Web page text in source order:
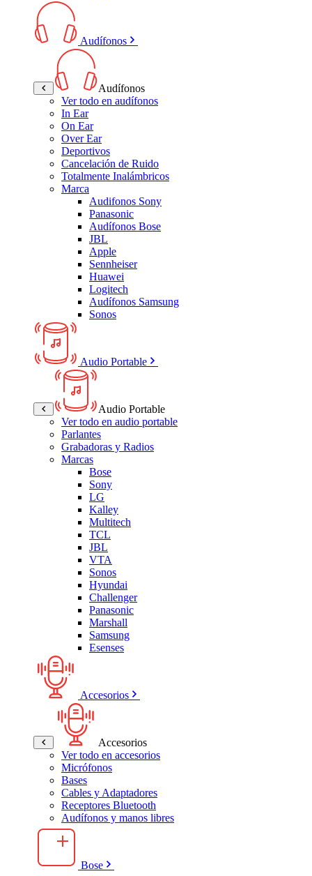
Audífonos
Audífonos
Ver todo en audífonos
In Ear
On Ear
Over Ear
Deportivos
Cancelación de Ruido
Totalmente Inalámbricos
Marca
Audifonos Sony
Panasonic
Audífonos Bose
JBL
Apple
Sennheiser
Huawei
Logitech
Audífonos Samsung
Sonos
Audio Portable
Audio Portable
Ver todo en audio portable
Parlantes
Grabadoras y Radios
Marcas
Bose
Sony
LG
Kalley
Multitech
TCL
JBL
VTA
Sonos
Hyundai
Challenger
Panasonic
Marshall
Samsung
Esenses
Accesorios
Accesorios
Ver todo en accesorios
Micrófonos
Bases
Cables y Adaptadores
Receptores Bluetooth
Audífonos y manos libres
Bose